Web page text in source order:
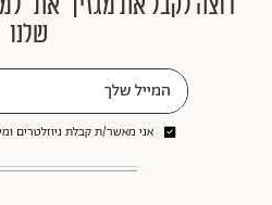
רוצה לקבל את מגזין ״את״
שלנו
אני מאשר/ת קבלת ניוזלטרים